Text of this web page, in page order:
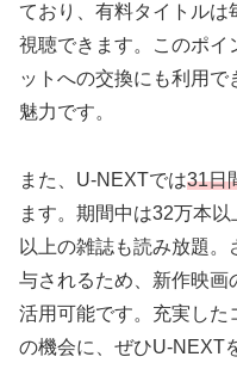
ており、有料タイトルは
視聴できます。このポイ
ットへの交換にも利用
魅力です。
また、U-NEXTでは31日
ます。期間中は32万本
以上の雑誌も読み放題
与されるため、新作映画
活用可能です。充実した
の機会に、ぜひU-NEXT